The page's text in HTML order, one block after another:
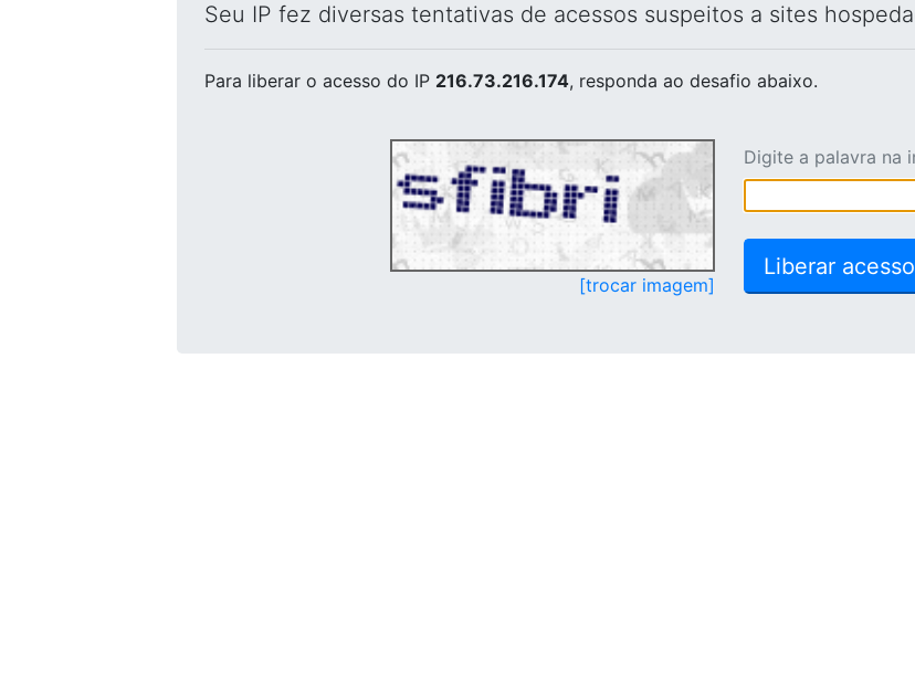
Seu IP fez diversas tentativas de acessos suspeitos a sites
Para liberar o acesso do IP 216.73.216.174, responda ao desafio abaixo.
[trocar imagem]
Digite a palavra na